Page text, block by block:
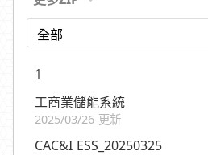
1
工商業儲能系統
2025/03/26 更新
CAC&I ESS_20250325